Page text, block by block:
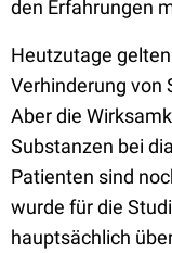
den Erfahrungen
Heutzutage gelten
Verhinderung von
Aber die
Substanzen bei
Patienten sind
wurde für die
hauptsächlich